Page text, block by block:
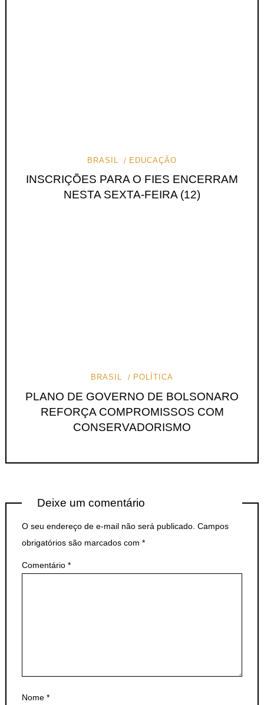
BRASIL EDUCAÇÃO
INSCRIÇÕES PARA O FIES ENCERRAM
NESTA SEXTA-FEIRA (12)
BRASIL POLÍTICA
PLANO DE GOVERNO DE BOLSONARO
REFORÇA COMPROMISSOS COM
CONSERVADORISMO
Deixe um comentário
O seu endereço de e-mail não será publicado. Campos
obrigatórios são marcados com *
Comentário *
Nome *